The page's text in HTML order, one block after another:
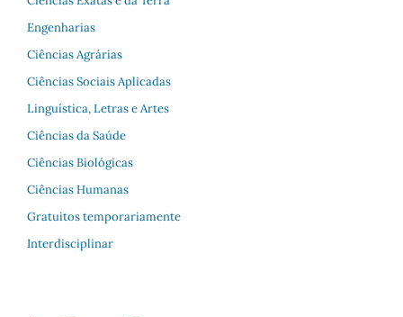
Engenharias
Ciências Agrárias
Ciências Sociais Aplicadas
Linguística, Letras e Artes
Ciências da Saúde
Ciências Biológicas
Ciências Humanas
Gratuitos temporariamente
Interdisciplinar